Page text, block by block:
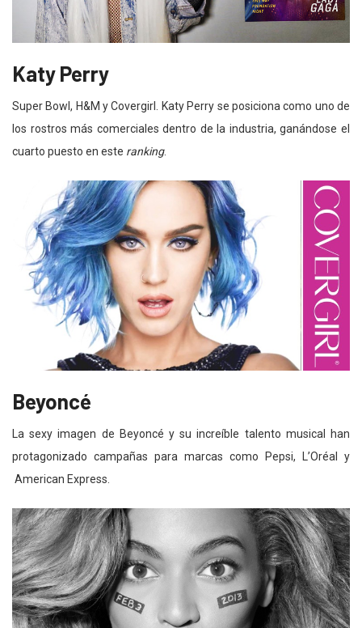
Katy Perry
Super Bowl, H&M y Covergirl. Katy Perry se posiciona como uno de
los rostros más comerciales dentro de la industria, ganándose el
cuarto puesto en este ranking.
Beyoncé
La sexy imagen de Beyoncé y su increíble talento musical han
protagonizado campañas para marcas como Pepsi, L’Oréal y
American Express.